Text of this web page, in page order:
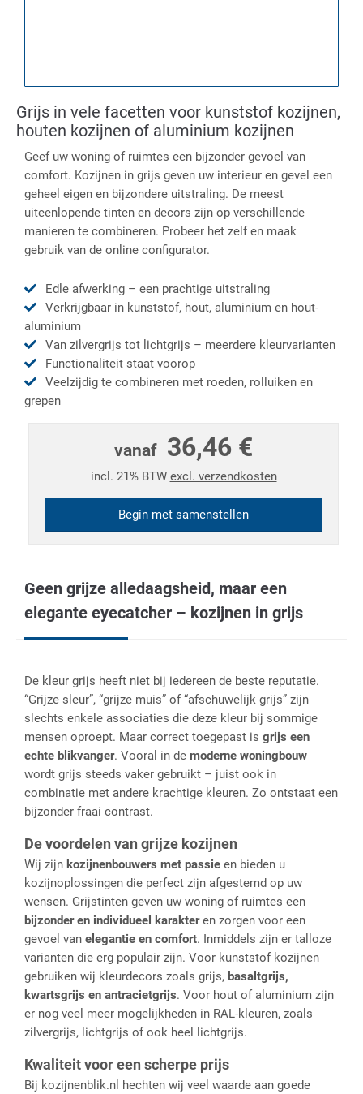
Grijs in vele facetten voor kunststof kozijnen,
houten kozijnen of aluminium kozijnen
Geef uw woning of ruimtes een bijzonder gevoel van
comfort. Kozijnen in grijs geven uw interieur en gevel een
geheel eigen en bijzondere uitstraling. De meest
uiteenlopende tinten en decors zijn op verschillende
manieren te combineren. Probeer het zelf en maak
gebruik van de online configurator.
Edle afwerking – een prachtige uitstraling
Verkrijgbaar in kunststof, hout, aluminium en hout-
aluminium
Van zilvergrijs tot lichtgrijs – meerdere kleurvarianten
Functionaliteit staat voorop
Veelzijdig te combineren met roeden, rolluiken en
grepen
vanaf 36,46 €
incl. 21% BTW excl. verzendkosten
Begin met samenstellen
Geen grijze alledaagsheid, maar een
elegante eyecatcher – kozijnen in grijs
De kleur grijs heeft niet bij iedereen de beste reputatie.
“Grijze sleur”, “grijze muis” of “afschuwelijk grijs” zijn
slechts enkele associaties die deze kleur bij sommige
mensen oproept. Maar correct toegepast is grijs een
echte blikvanger. Vooral in de moderne woningbouw
wordt grijs steeds vaker gebruikt – juist ook in
combinatie met andere krachtige kleuren. Zo ontstaat een
bijzonder fraai contrast.
De voordelen van grijze kozijnen
Wij zijn kozijnenbouwers met passie en bieden u
kozijnoplossingen die perfect zijn afgestemd op uw
wensen. Grijstinten geven uw woning of ruimtes een
bijzonder en individueel karakteren zorgen voor een
gevoel van elegantie en comfort. Inmiddels zijn er talloze
varianten die erg populair zijn. Voor kunststof kozijnen
gebruiken wij kleurdecors zoals grijs, basaltgrijs,
kwartsgrijs en antracietgrijs. Voor hout of aluminium zijn
er nog veel meer mogelijkheden in RAL-kleuren, zoals
zilvergrijs, lichtgrijs of ook heel lichtgrijs.
Kwaliteit voor een scherpe prijs
Bij kozijnenblik.nl hechten wij veel waarde aan goede